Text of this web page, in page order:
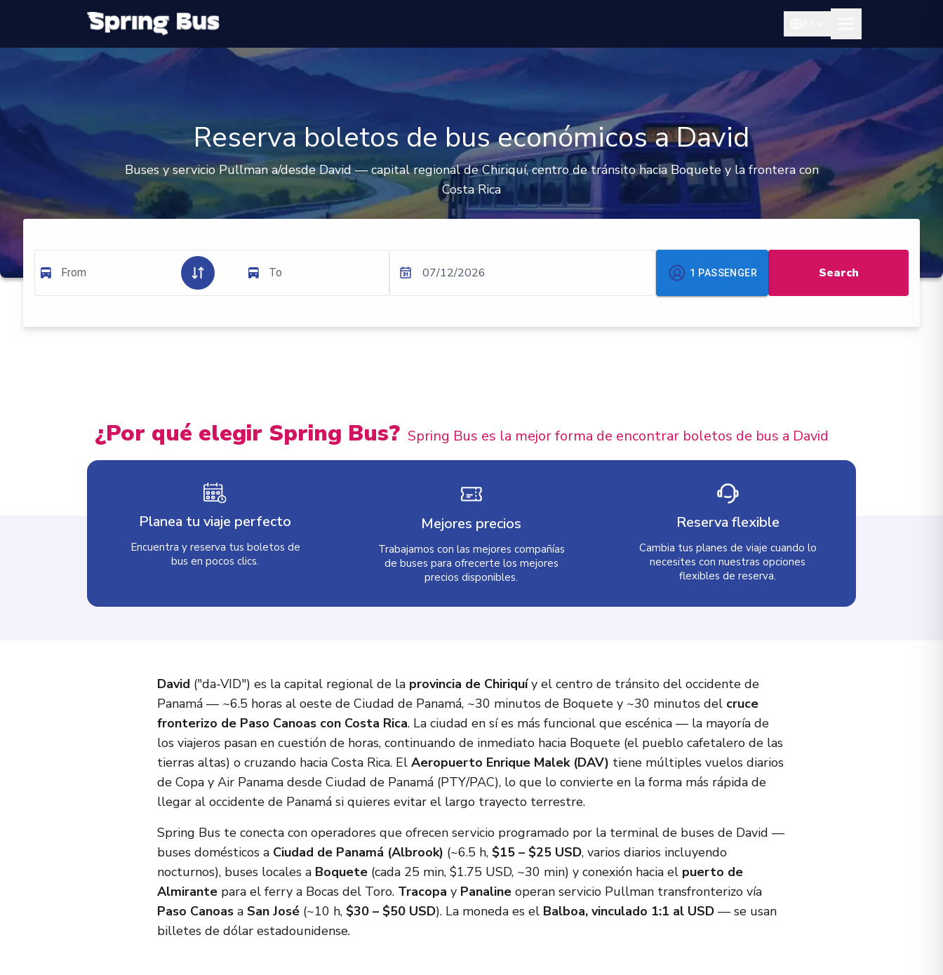
Reserva boletos de bus económicos a David
Buses y servicio Pullman a/desde David — capital regional de Chiriquí, centro de tránsito hacia Boquete y la frontera con
Costa Rica
From To 07/12/2026 1 PASSENGER Search
¿Por qué elegir Spring Bus? Spring Bus es la mejor forma de encontrar boletos de bus a David
Planea tu viaje perfecto
Encuentra y reserva tus boletos de
bus en pocos clics.
Mejores precios
Trabajamos con las mejores compañías
de buses para ofrecerte los mejores
precios disponibles.
Reserva flexible
Cambia tus planes de viaje cuando lo
necesites con nuestras opciones
flexibles de reserva.
David ("da-VID") es la capital regional de la provincia de Chiriquíy el centro de tránsito del occidente de
Panamá — ~6.5 horas al oeste de Ciudad de Panamá, ~30 minutos de Boquete y ~30 minutos del cruce
fronterizo de Paso Canoas con Costa Rica. La ciudad en sí es más funcional que escénica — la mayoría de
los viajeros pasan en cuestión de horas, continuando de inmediato hacia Boquete (el pueblo cafetalero de las
tierras altas) o cruzando hacia Costa Rica. El Aeropuerto Enrique Malek (DAV) tiene múltiples vuelos diarios
de Copa y Air Panama desde Ciudad de Panamá (PTY/PAC), lo que lo convierte en la forma más rápida de
llegar al occidente de Panamá si quieres evitar el largo trayecto terrestre.
Spring Bus te conecta con operadores que ofrecen servicio programado por la terminal de buses de David —
buses domésticos a Ciudad de Panamá (Albrook) (~6.5 h, $15 – $25 USD, varios diarios incluyendo
nocturnos), buses locales a Boquete (cada 25 min, $1.75 USD, ~30 min) y conexión hacia el puerto de
Almirante para el ferry a Bocas del Toro. Tracopa y Panaline operan servicio Pullman transfronterizo vía
Paso Canoas a San José (~10 h, $30 – $50 USD). La moneda es el Balboa, vinculado 1:1 al USD — se usan
billetes de dólar estadounidense.